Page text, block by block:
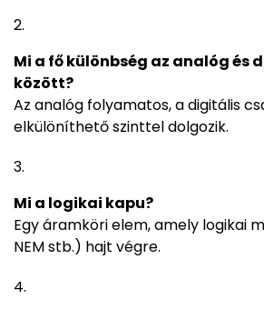
Mi a fő különbség az analóg és
között?
Az analóg folyamatos, a digitális
elkülöníthető szinttel dolgozik.
Mi a logikai kapu?
Egy áramköri elem, amely logikai
NEM stb.) hajt végre.